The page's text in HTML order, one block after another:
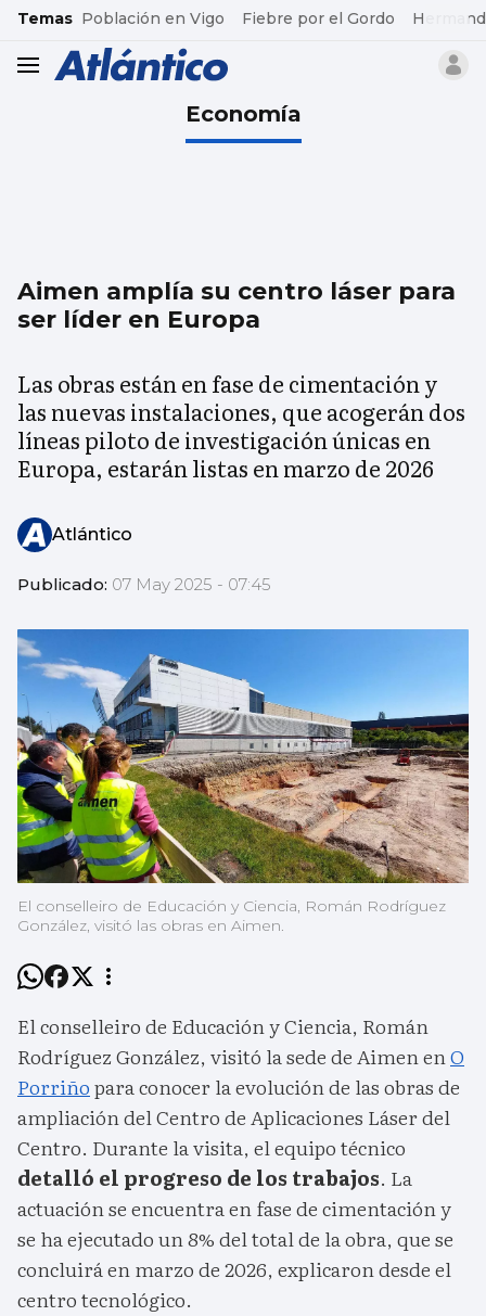
common.go-to-content
Temas Población en Vigo Fiebre por el Gordo
header.menu.open
Economía
Aimen amplía su centro láser para
ser líder en Europa
Las obras están en fase de cimentación y
las nuevas instalaciones, que acogerán dos
líneas piloto de investigación únicas en
Europa, estarán listas en marzo de 2026
Atlántico
Publicado: 07 May 2025 - 07:45
El conselleiro de Educación y Ciencia, Román Rodríguez
González, visitó las obras en Aimen.
El conselleiro de Educación y Ciencia, Román
Rodríguez González, visitó la sede de Aimen enO
Porriñopara conocer la evolución de las obras de
ampliación del Centro de Aplicaciones Láser del
Centro. Durante la visita, el equipo técnico
detalló el progreso de los trabajos. La
actuación se encuentra en fase de cimentación y
se ha ejecutado un 8% del total de la obra, que se
concluirá en marzo de 2026, explicaron desde el
centro tecnológico.